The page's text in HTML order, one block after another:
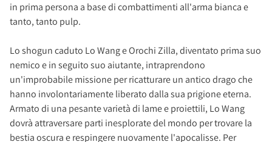
in prima persona a base di combattimenti all'arma bianca e
tanto, tanto pulp.
Lo shogun caduto Lo Wang e Orochi Zilla, diventato prima suo
nemico e in seguito suo aiutante, intraprendono
un'improbabile missione per ricatturare un antico drago che
hanno involontariamente liberato dalla sua prigione eterna.
Armato di una pesante varietà di lame e proiettili, Lo Wang
dovrà attraversare parti inesplorate del mondo per trovare la
bestia oscura e respingere nuovamente l'apocalisse. Per